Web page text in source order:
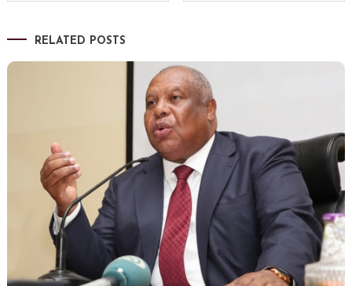
RELATED POSTS